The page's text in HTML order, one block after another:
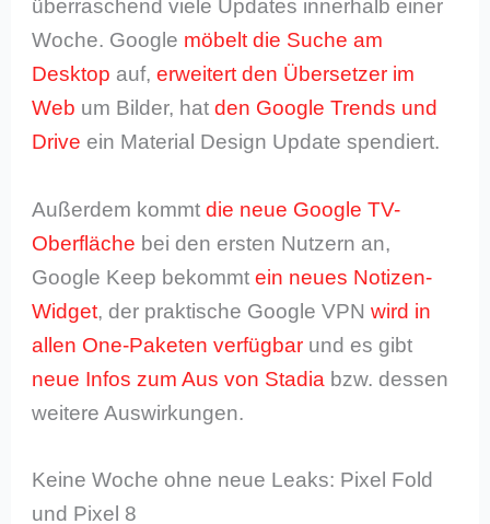
überraschend viele Updates innerhalb einer
Woche. Google möbelt die Suche am
Desktop auf,erweitert den Übersetzer im
Web um Bilder, hatden Google Trends und
Drive ein Material Design Update spendiert.
Außerdem kommtdie neue Google TV-
Oberfläche bei den ersten Nutzern an,
Google Keep bekommtein neues Notizen-
Widget, der praktische Google VPNwird in
allen One-Paketen verfügbar und es gibt
neue Infos zum Aus von Stadia bzw. dessen
weitere Auswirkungen.
Keine Woche ohne neue Leaks: Pixel Fold
und Pixel 8